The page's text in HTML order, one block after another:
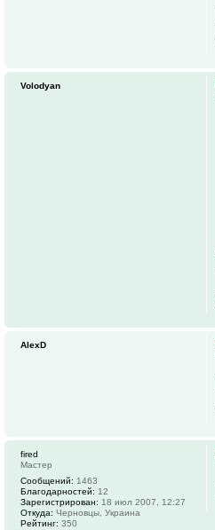
Volodyan
AlexD
fired
Мастер
Сообщений: 1463
Благодарностей: 12
Зарегистрирован: 18 июл 2007, 12:27
Откуда: Черновцы, Украина
Рейтинг: 350